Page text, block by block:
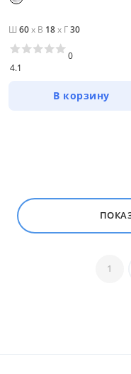
Высота, см
Вместимость,
Ш 60x В 18x Г30
4.1
0
В корзину
1